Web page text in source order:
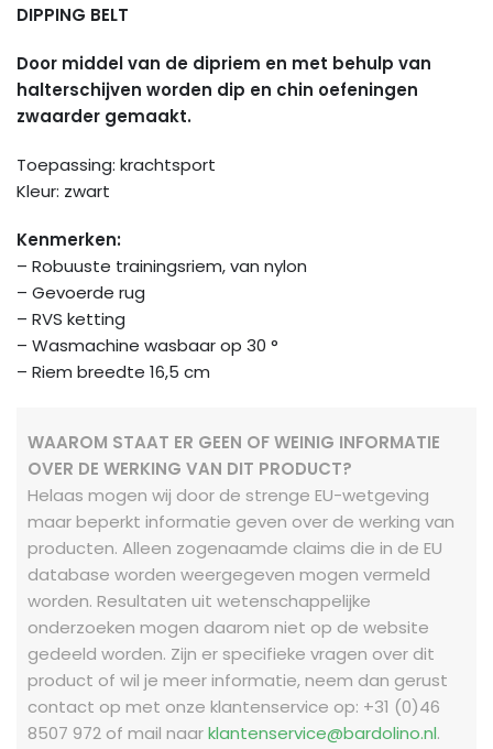
DIPPING BELT
Door middel van de dipriem en met behulp van
halterschijven worden dip en chin oefeningen
zwaarder gemaakt.
Toepassing: krachtsport
Kleur: zwart
Kenmerken:
– Robuuste trainingsriem, van nylon
– Gevoerde rug
– RVS ketting
– Wasmachine wasbaar op 30 °
– Riem breedte 16,5 cm
WAAROM STAAT ER GEEN OF WEINIG INFORMATIE
OVER DE WERKING VAN DIT PRODUCT?
Helaas mogen wij door de strenge EU-wetgeving
maar beperkt informatie geven over de werking van
producten. Alleen zogenaamde claims die in de EU
database worden weergegeven mogen vermeld
worden. Resultaten uit wetenschappelijke
onderzoeken mogen daarom niet op de website
gedeeld worden. Zijn er specifieke vragen over dit
product of wil je meer informatie, neem dan gerust
contact op met onze klantenservice op: +31 (0)46
8507 972 of mail naarklantenservice@bardolino.nl.